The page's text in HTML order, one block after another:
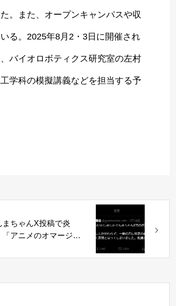
。また、オープンキャンパスや収
る。2025年8月2・3日に開催され
バイオロボティクス研究室の左村
学科の模擬講義などを担当する予
まちゃんX投稿で炎
「アニメのオマージ